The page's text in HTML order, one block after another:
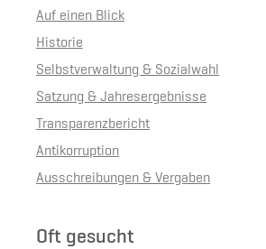
Auf einen Blick
Historie
Selbstverwaltung & Sozialwahl
Satzung & Jahresergebnisse
Transparenzbericht
Antikorruption
Ausschreibungen & Vergaben
Oft gesucht